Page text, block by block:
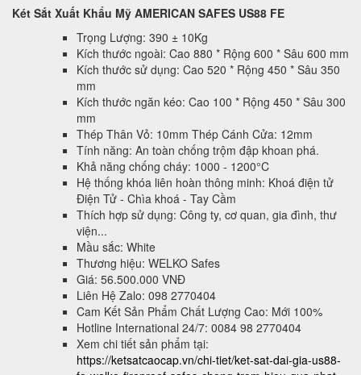
Két Sắt Xuất Khẩu Mỹ AMERICAN SAFES US88 FE
Trọng Lượng: 390 ± 10Kg
Kích thước ngoài: Cao 880 * Rộng 600 * Sâu 600 mm
Kích thước sử dụng: Cao 520 * Rộng 450 * Sâu 350
mm
Kích thước ngăn kéo: Cao 100 * Rộng 450 * Sâu 300
mm
Thép Thân Vỏ: 10mm Thép Cánh Cửa: 12mm
Tính năng: An toàn chống trộm đập khoan phá.
Khả năng chống cháy: 1000 - 1200°C
Hệ thống khóa liên hoàn thông minh: Khoá điện tử
Điện Tử - Chìa khoá - Tay Cầm
Thích hợp sử dụng: Công ty, cơ quan, gia đình, thư
viện...
Mầu sắc: White
Thương hiệu: WELKO Safes
Giá: 56.500.000 VNĐ
Liên Hệ Zalo: 098 2770404
Cam Kết Sản Phẩm Chất Lượng Cao: Mới 100%
Hotline International 24/7: 0084 98 2770404
Xem chi tiết sản phẩm tại:
https://ketsatcaocap.vn/chi-tiet/ket-sat-dai-gia-us88-